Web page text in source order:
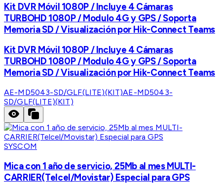
Kit DVR Móvil 1080P / Incluye 4 Cámaras
TURBOHD 1080P / Modulo 4G y GPS / Soporta
Memoria SD / Visualización por Hik-Connect Teams
Kit DVR Móvil 1080P / Incluye 4 Cámaras
TURBOHD 1080P / Modulo 4G y GPS / Soporta
Memoria SD / Visualización por Hik-Connect Teams
AE-MD5043-SD/GLF(LITE)(KIT)AE-MD5043-
SD/GLF(LITE)(KIT)
SYSCOM
Mica con 1 año de servicio, 25Mb al mes MULTI-
CARRIER(Telcel/Movistar) Especial para GPS